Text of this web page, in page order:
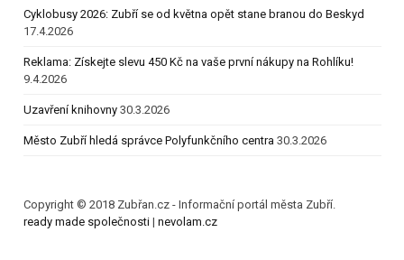
Cyklobusy 2026: Zubří se od května opět stane branou do Beskyd
17.4.2026
Reklama: Získejte slevu 450 Kč na vaše první nákupy na Rohlíku!
9.4.2026
Uzavření knihovny 30.3.2026
Město Zubří hledá správce Polyfunkčního centra 30.3.2026
Copyright © 2018 Zubřan.cz - Informační portál města Zubří.
ready made společnosti | nevolam.cz